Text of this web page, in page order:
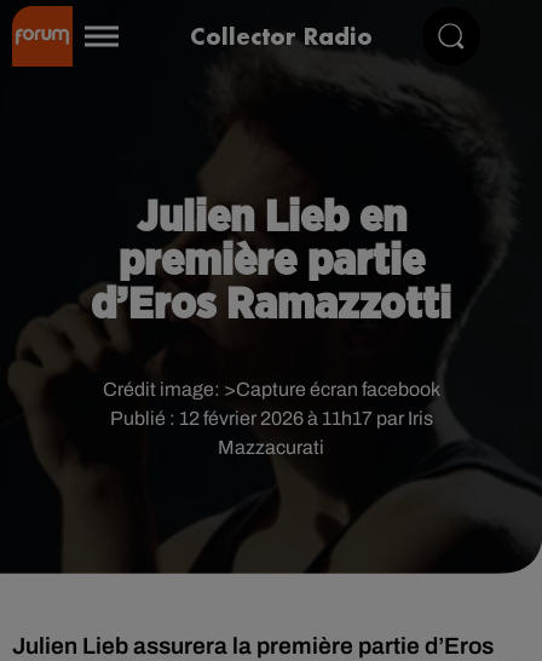
Collector Radio
Julien Lieb en
première partie
d’Eros Ramazzotti
Publié : 12 février 2026 à 11h17 par Iris
Mazzacurati
Crédit image: >Capture écran facebook
Julien Lieb assurera la première partie d’Eros